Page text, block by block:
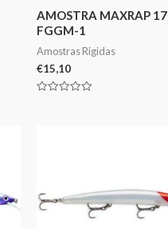
AMOSTRA MAXRAP 17
FGGM-1
Amostras Rigidas
€15,10